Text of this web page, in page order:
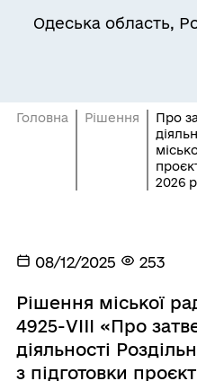
Одеська область,
Головна Рішення
Про
2026
08/12/2025 253
Рішення міської
4925-VIIІ «Про
діяльності
з підготовки